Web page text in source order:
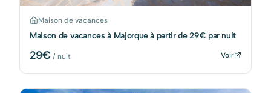
Maison de vacances
Maison de vacances à Majorque à partir de 29€ par nuit
29€/ nuit Voir